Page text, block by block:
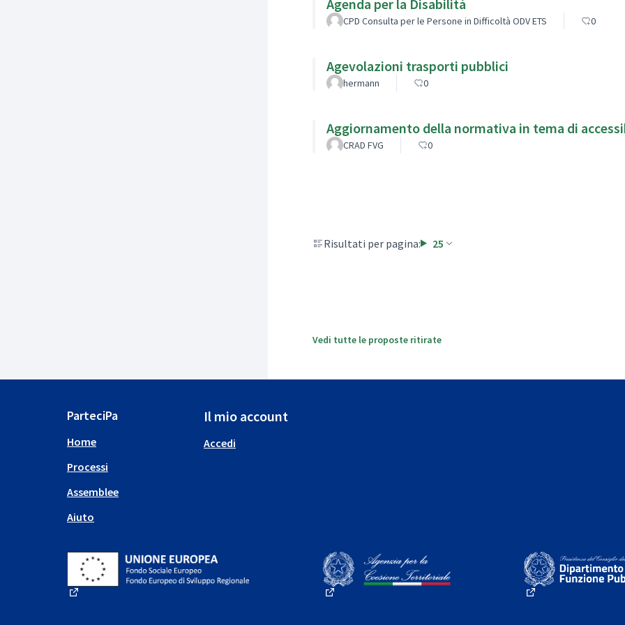
Agenda per la Disabilità
CPD Consulta per le Persone in Difficoltà ODV ETS 0
Agevolazioni trasporti pubblici
hermann 0
Aggiornamento della normativa in tema di
CRAD FVG 0
Risultati per pagina: 25
Vedi tutte le proposte ritirate
ParteciPa
Home
Processi
Assemblee
Aiuto
Il mio account
Accedi